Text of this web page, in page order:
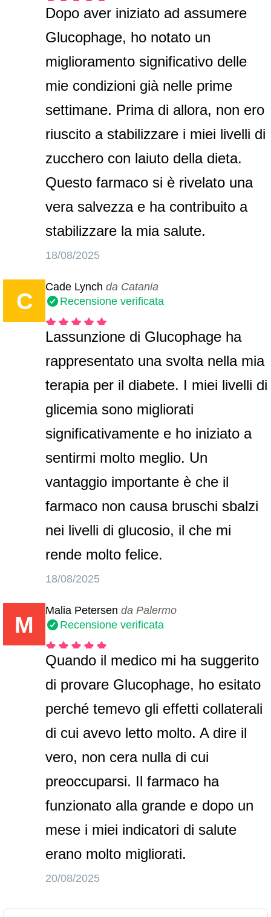
Dopo aver iniziato ad assumere
Glucophage, ho notato un
miglioramento significativo delle
mie condizioni già nelle prime
settimane. Prima di allora, non ero
riuscito a stabilizzare i miei livelli di
zucchero con laiuto della dieta.
Questo farmaco si è rivelato una
vera salvezza e ha contribuito a
stabilizzare la mia salute.
18/08/2025
C
Cade Lynch da Catania
Recensione verificata
Lassunzione di Glucophage ha
rappresentato una svolta nella mia
terapia per il diabete. I miei livelli di
glicemia sono migliorati
significativamente e ho iniziato a
sentirmi molto meglio. Un
vantaggio importante è che il
farmaco non causa bruschi sbalzi
nei livelli di glucosio, il che mi
rende molto felice.
18/08/2025
M
Malia Petersen da Palermo
Recensione verificata
Quando il medico mi ha suggerito
di provare Glucophage, ho esitato
perché temevo gli effetti collaterali
di cui avevo letto molto. A dire il
vero, non cera nulla di cui
preoccuparsi. Il farmaco ha
funzionato alla grande e dopo un
mese i miei indicatori di salute
erano molto migliorati.
20/08/2025